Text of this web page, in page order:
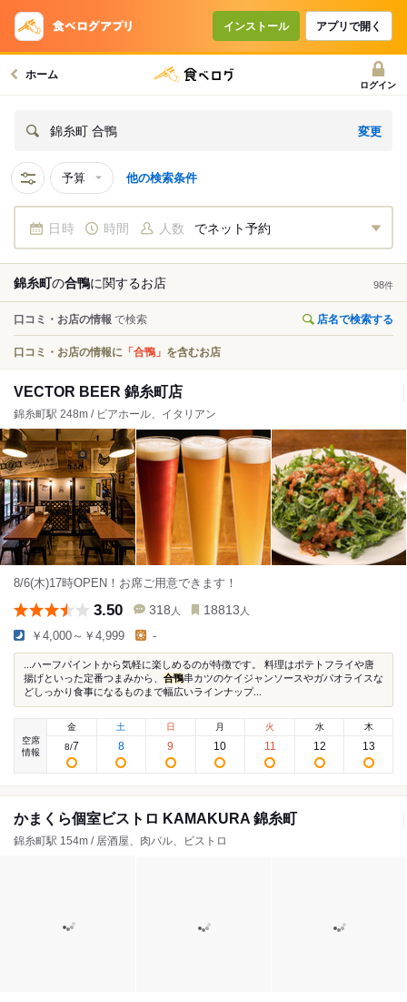
インストール アプリで開く
ホーム
ログイン
錦糸町 合鴨 変更
予算 他の検索条件
日時 時間 人数 でネット予約
錦糸町の合鴨に関するお店 98件
口コミ・お店の情報 で検索 店名で検索する
口コミ・お店の情報に 「合鴨」 を含むお店
VECTOR BEER 錦糸町店
錦糸町駅 248m / ビアホール、イタリアン
8/6(木)17時OPEN！お席ご用意できます！
3.50 318 人 18813 人
￥4,000～￥4,999 -
...ハーフパイントから気軽に楽しめるのが特徴です。 料理はポテトフライや唐
揚げといった定番つまみから、 合鴨串カツのケイジャンソースやガパオライスな
どしっかり食事になるものまで幅広いラインナップ...
空席
情報
金
8/7
土
8
日
9
月
10
火
11
水
12
木
13
かまくら個室ビストロ KAMAKURA 錦糸町
錦糸町駅 154m / 居酒屋、肉バル、ビストロ